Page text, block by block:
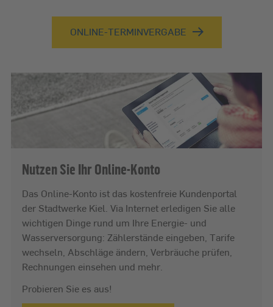
ONLINE-TERMINVERGABE
Nutzen Sie Ihr Online-Konto
Das Online-Konto ist das kostenfreie Kundenportal
der Stadtwerke Kiel. Via Internet erledigen Sie alle
wichtigen Dinge rund um Ihre Energie- und
Wasserversorgung: Zählerstände eingeben, Tarife
wechseln, Abschläge ändern, Verbräuche prüfen,
Rechnungen einsehen und mehr.
Probieren Sie es aus!